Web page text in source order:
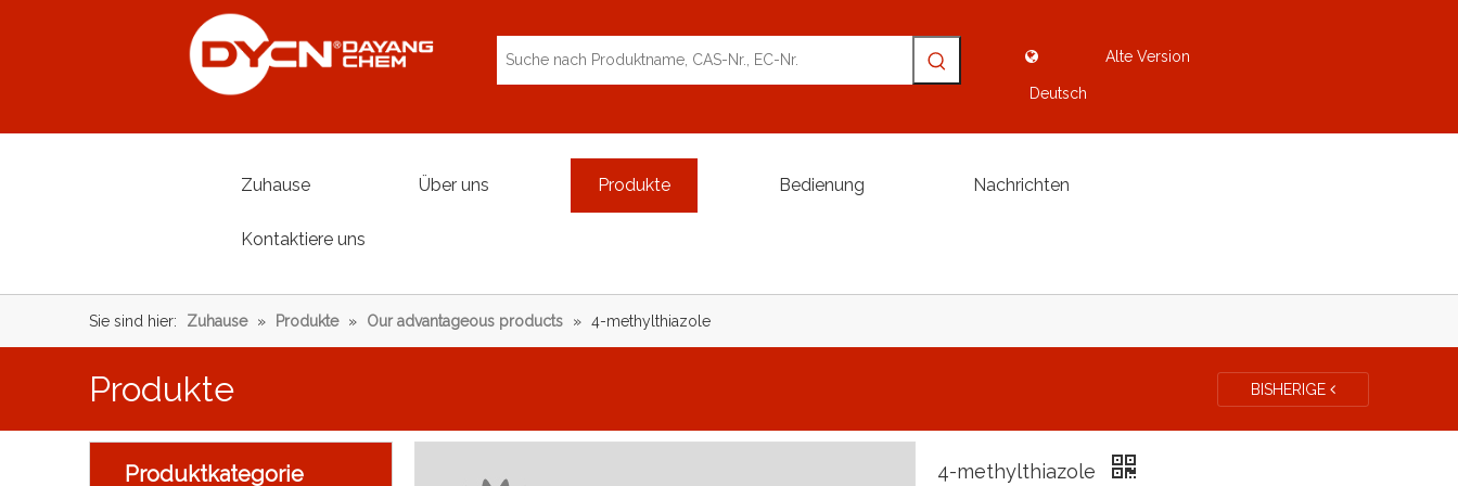
Deutsch
Alte Version
Zuhause Über uns Produkte Bedienung Nachrichten
Kontaktiere uns
Sie sind hier: Zuhause » Produkte » Our advantageous products » 4-methylthiazole
Produkte BISHERIGE
Produktkategorie 4-methylthiazole